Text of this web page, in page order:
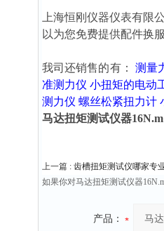
上海恒刚仪器仪表有限
以为您免费提供配件换
我司还销售的有： 测量
准测力仪 小扭矩的电动
测力仪 螺丝松紧扭力计
马达扭矩测试仪器
上一篇 : 齿槽扭矩测试仪哪家专
如果你对马达扭矩测试仪器
产品：